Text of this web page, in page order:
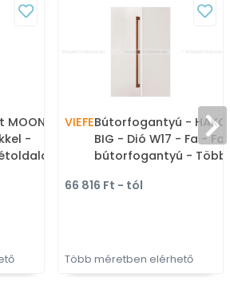
-
-
VIEFEBútorfogantyú - HAKO
BIG - Dió W17 - Fa - Fa
bútorfogantyú - Több
66 816 Ft - tól
Több méretben elérhető